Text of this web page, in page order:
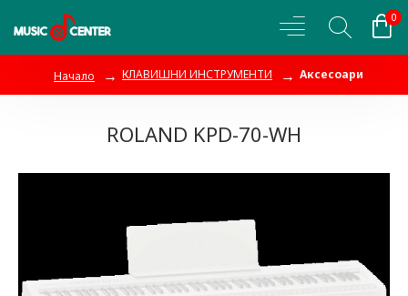
0
Начало КЛАВИШНИ ИНСТРУМЕНТИ Аксесоари
ROLAND KPD-70-WH